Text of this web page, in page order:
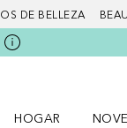
DE BELLEZA
HOGAR